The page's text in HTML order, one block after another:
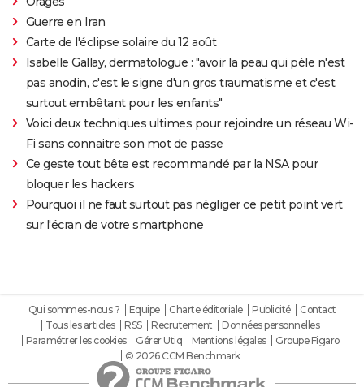
Guerre en Iran
Carte de l'éclipse solaire du 12 août
Isabelle Gallay, dermatologue : "avoir la peau qui pèle n'est
pas anodin, c'est le signe d'un gros traumatisme et c'est
surtout embêtant pour les enfants"
Voici deux techniques ultimes pour rejoindre un réseau Wi-
Fi sans connaitre son mot de passe
Ce geste tout bête est recommandé par la NSA pour
bloquer les hackers
Pourquoi il ne faut surtout pas négliger ce petit point vert
sur l'écran de votre smartphone
Qui sommes-nous ? Equipe Charte éditoriale Publicité
Contact
Tous les articles
RSS Recrutement
Données personnelles
Paramétrer les cookies
Gérer Utiq Mentions légales
Groupe Figaro
© 2026 CCM Benchmark